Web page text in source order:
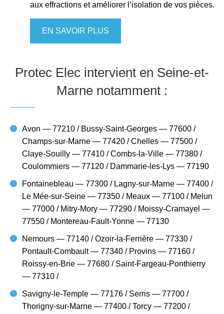
aux effractions et améliorer l’isolation de vos pièces.
EN SAVOIR PLUS
Protec Elec intervient en Seine-et-
Marne notamment :
Avon — 77210 / Bussy-Saint-Georges — 77600 /
Champs-sur-Marne — 77420 / Chelles — 77500 /
Claye-Souilly — 77410 / Combs-la-Ville — 77380 /
Coulommiers — 77120 / Dammarie-les-Lys — 77190
Fontainebleau — 77300 / Lagny-sur-Marne — 77400 /
Le Mée-sur-Seine — 77350 / Meaux — 77100 / Melun
— 77000 / Mitry-Mory — 77290 / Moissy-Cramayel —
77550 / Montereau-Fault-Yonne — 77130
Nemours — 77140 / Ozoir-la-Ferrière — 77330 /
Pontault-Combault — 77340 / Provins — 77160 /
Roissy-en-Brie — 77680 / Saint-Fargeau-Ponthierry
— 77310 /
Savigny-le-Temple — 77176 / Serris — 77700 /
Thorigny-sur-Marne — 77400 / Torcy — 77200 /